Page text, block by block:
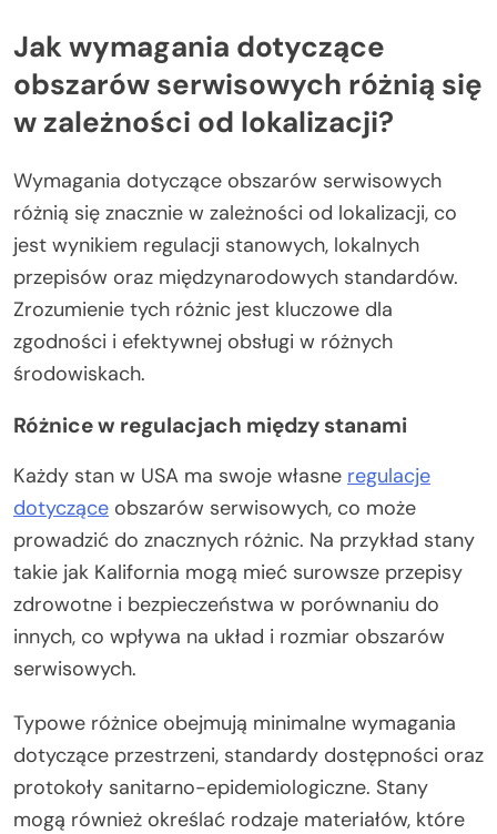
Jak wymagania dotyczące
obszarów serwisowych różnią się
w zależności od lokalizacji?
Wymagania dotyczące obszarów serwisowych
różnią się znacznie w zależności od lokalizacji, co
jest wynikiem regulacji stanowych, lokalnych
przepisów oraz międzynarodowych standardów.
Zrozumienie tych różnic jest kluczowe dla
zgodności i efektywnej obsługi w różnych
środowiskach.
Różnice w regulacjach między stanami
Każdy stan w USA ma swoje własne regulacje
dotyczące obszarów serwisowych, co może
prowadzić do znacznych różnic. Na przykład stany
takie jak Kalifornia mogą mieć surowsze przepisy
zdrowotne i bezpieczeństwa w porównaniu do
innych, co wpływa na układ i rozmiar obszarów
serwisowych.
Typowe różnice obejmują minimalne wymagania
dotyczące przestrzeni, standardy dostępności oraz
protokoły sanitarno-epidemiologiczne. Stany
mogą również określać rodzaje materiałów, które